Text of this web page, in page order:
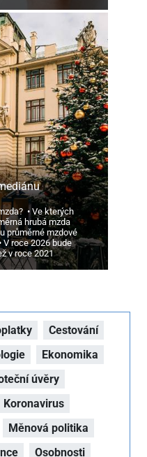
Ve kterých
hrubá mzda
průměrné mzdové
V roce 2026 bude
v roce 2021
Cestování
Ekonomika
úvěry
Koronavirus
Měnová politika
Osobnosti